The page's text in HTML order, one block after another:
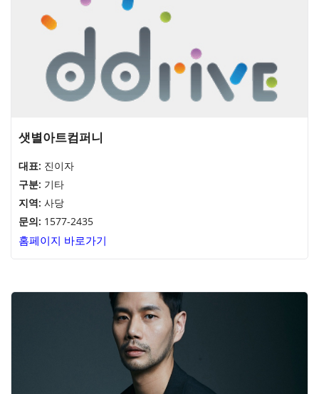
샛별아트컴퍼니
대표: 진이자
구분: 기타
지역: 사당
문의: 1577-2435
홈페이지 바로가기